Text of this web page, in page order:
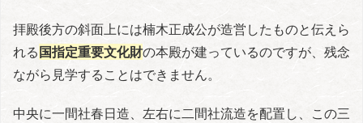
拝殿後方の斜面上には楠木正成公が造営したものと伝えら
れる 国指定重要文化財の本殿が建っているのですが、残念
ながら見学することはできません。
中央に一間社春日造、左右に二間社流造を配置し、この三